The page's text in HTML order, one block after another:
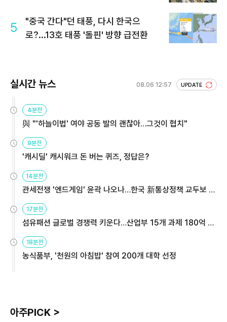
5
"중국 간다"던 태풍, 다시 한국으
로?...13호 태풍 '돌핀' 방향 급전환
실시간 뉴스 08.06 12:57 UPDATE
4분전
與 "'하늘이법' 여야 공동 발의 괜찮아…그것이 협치"
9분전
'캐시딜' 캐시워크 돈 버는 퀴즈, 정답은?
14분전
관세전쟁 '엔드게임' 윤곽 나오나…한국 新통상정책 교두보 활
17분전
섬유패션 글로벌 경쟁력 키운다…산업부 15개 과제 180억 지
18분전
농식품부, '천원의 아침밥' 참여 200개 대학 선정
아주PICK >